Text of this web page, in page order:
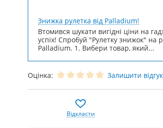
Знижка рулетка від Palladium!
Втомився шукати вигідні ціни на
успіх! Спробуй "Рулетку знижок" на
Palladium. 1. Вибери товар, який...
Оцінка: Залишити відгук
Відкласти